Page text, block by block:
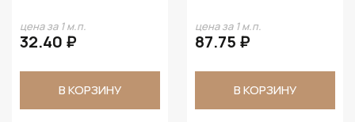
цена за 1 м.п.
32.40 ₽
В КОРЗИНУ
цена за 1 м.п.
87.75 ₽
В КОРЗИНУ